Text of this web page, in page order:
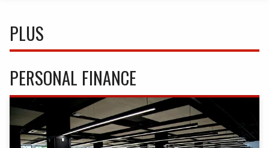
PLUS
PERSONAL FINANCE